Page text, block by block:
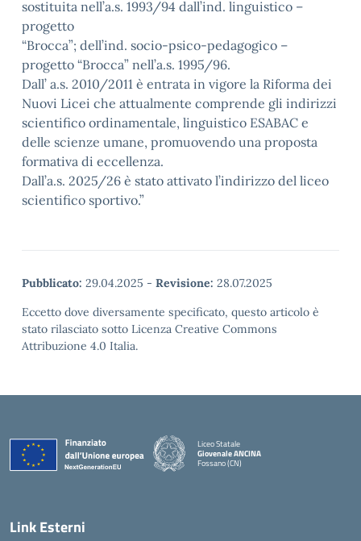
sostituita nell’a.s. 1993/94 dall’ind. linguistico –
progetto
“Brocca”; dell’ind. socio-psico-pedagogico –
progetto “Brocca” nell’a.s. 1995/96.
Dall’ a.s. 2010/2011 è entrata in vigore la Riforma dei
Nuovi Licei che attualmente comprende gli indirizzi
scientifico ordinamentale, linguistico ESABAC e
delle scienze umane, promuovendo una proposta
formativa di eccellenza.
Dall’a.s. 2025/26 è stato attivato l’indirizzo del liceo
scientifico sportivo.”
Pubblicato: 29.04.2025 - Revisione: 28.07.2025
Eccetto dove diversamente specificato, questo articolo è
stato rilasciato sotto Licenza Creative Commons
Attribuzione 4.0 Italia.
Liceo Statale
Giovenale ANCINA
Fossano (CN)
Link Esterni